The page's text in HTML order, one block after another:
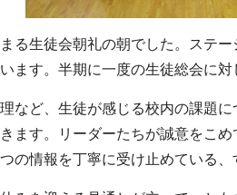
る生徒会朝礼の朝でした。ステ
ます。半期に一度の生徒総会に対
など、生徒が感じる校内の課題
ます。リーダーたちが誠意をこ
の情報を丁寧に受け止めている、